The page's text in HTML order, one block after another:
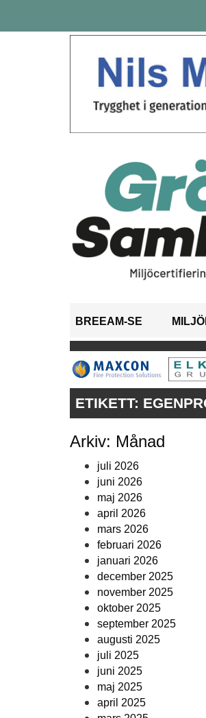
BREEAM-SE
ETIKETT:
Arkiv: Månad
juli 2026
juni 2026
maj 2026
april 2026
mars 2026
februari 2026
januari 2026
december 2025
november 2025
oktober 2025
september 2025
augusti 2025
juli 2025
juni 2025
maj 2025
april 2025